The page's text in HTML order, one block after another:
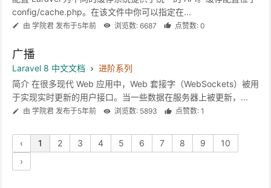
config/cache.php。在该文件中你可以指定在...
由 学院君 发布于5年前 浏览数: 6687 点赞数: 0
广播
Laravel 8 中文文档
进阶系列
简介 在很多现代 Web 应用中，Web 套接字（WebSockets）被用
于实现实时更新的用户接口。当一些数据在服务器上被更新，...
由 学院君 发布于5年前 浏览数: 5893 点赞数: 1
‹ 1 2 3 4 5 6 7 8 9
10
›